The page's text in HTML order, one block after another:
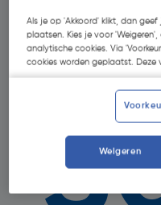
Als je op 'Akkoord' klikt, dan
plaatsen. Kies je voor
analytische cookies. Via
cookies worden geplaatst. Deze
Weigeren